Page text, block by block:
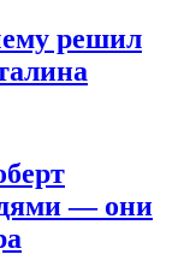
решил
— они